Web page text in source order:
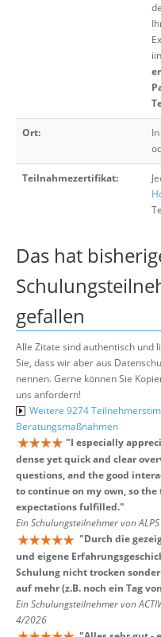
Ort:
Teilnahmezertifikat:
Das hat
gefallen
Alle Zitate sind authentisch und
Sie, dass wir aber aus
nennen. Gerne können Sie
uns anfordern!
Weitere 9274
Beratungsmaßnahmen
"I especially
dense yet quick and clear
questions, and the good
to continue on my own, so
expectations fulfilled."
Ein Schulungsteilnehmer von
"Durch die
und eigene
Schulung nicht trocken
auf mehr (z.B. noch ein Tag
Ein Schulungsteilnehmer von
4/2026